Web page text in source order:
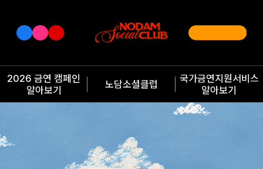
2026 금연 캠페인
알아보기
노담소셜클럽
국가금연지원서비스
알아보기